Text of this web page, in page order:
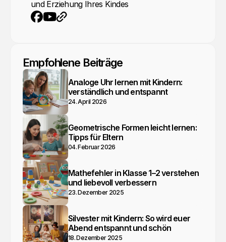
und Erziehung Ihres Kindes
Empfohlene Beiträge
Analoge Uhr lernen mit Kindern:
verständlich und entspannt
24. April 2026
Geometrische Formen leicht lernen:
Tipps für Eltern
04. Februar 2026
Mathefehler in Klasse 1–2 verstehen
und liebevoll verbessern
23. Dezember 2025
Silvester mit Kindern: So wird euer
Abend entspannt und schön
18. Dezember 2025